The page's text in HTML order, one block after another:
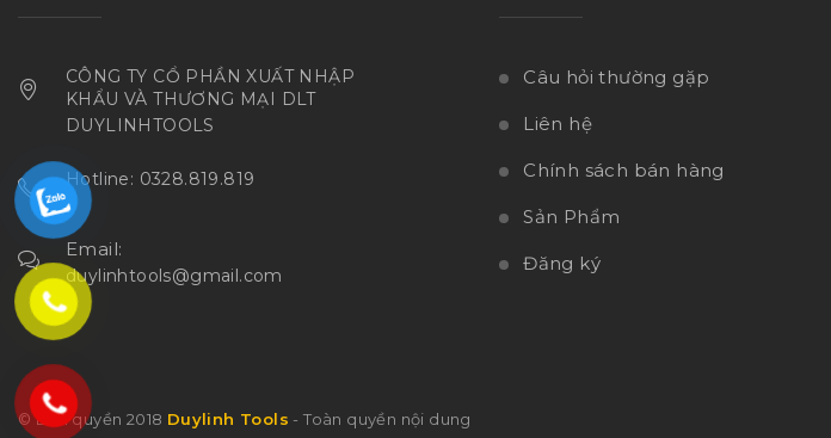
CÔNG TY CỔ PHẦN XUẤT NHẬP
KHẨU VÀ THƯƠNG MẠI DLT
DUYLINHTOOLS
Hotline: 0328.819.819
Email:
duylinhtools@gmail.com
Câu hỏi thường gặp
Liên hệ
Chính sách bán hàng
Sản Phẩm
Đăng ký
© Bản quyền 2018 Duylinh Tools - Toàn quyền nội dung